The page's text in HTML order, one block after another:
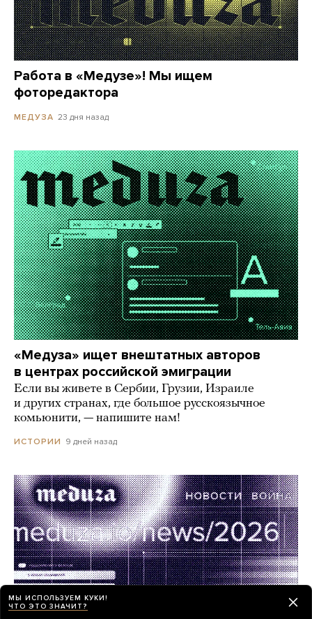
Работа в «Медузе»! Мы ищем
фоторедактора
МЕДУЗА 23 дня назад
«Медуза» ищет внештатных авторов
в центрах российской эмиграции
Если вы живете в Сербии, Грузии, Израиле
и других странах, где большое русскоязычное
комьюнити, — напишите нам!
ИСТОРИИ 9 дней назад
МЫ ИСПОЛЬЗУЕМ КУКИ!
ЧТО ЭТО ЗНАЧИТ?